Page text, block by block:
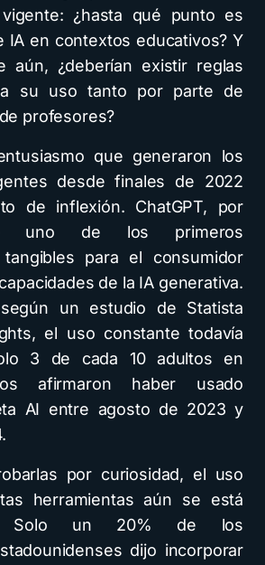
¿hasta qué punto es
IA en contextos educativos? Y
aún, ¿deberían existir reglas
su uso tanto por parte de
profesores?
que generaron los
desde finales de 2022
de inflexión. ChatGPT, por
uno de los primeros
tangibles para el consumidor
de la IA generativa.
un estudio de Statista
el uso constante todavía
3 de cada 10 adultos en
afirmaron haber usado
AI entre agosto de 2023 y
por curiosidad, el uso
herramientas aún se está
Solo un 20% de los
dijo incorporar